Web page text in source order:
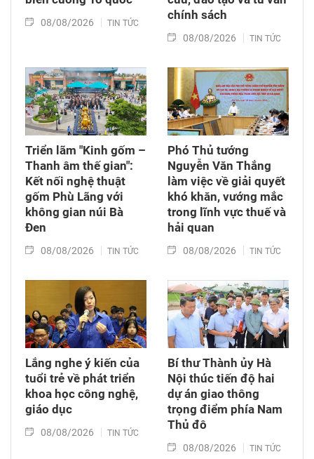
08/08/2026 TIN TỨC
chính sách
08/08/2026 TIN TỨC
Triển lãm "Kinh gốm –
Thanh âm thế gian":
Kết nối nghệ thuật
gốm Phù Lãng với
không gian núi Bà
Đen
08/08/2026 TIN TỨC
Phó Thủ tướng
Nguyễn Văn Thắng
làm việc về giải quyết
khó khăn, vướng mắc
trong lĩnh vực thuế và
hải quan
08/08/2026 TIN TỨC
Lắng nghe ý kiến của
tuổi trẻ về phát triển
khoa học công nghệ,
giáo dục
08/08/2026 TIN TỨC
Bí thư Thành ủy Hà
Nội thúc tiến độ hai
dự án giao thông
trọng điểm phía Nam
Thủ đô
08/08/2026 TIN TỨC